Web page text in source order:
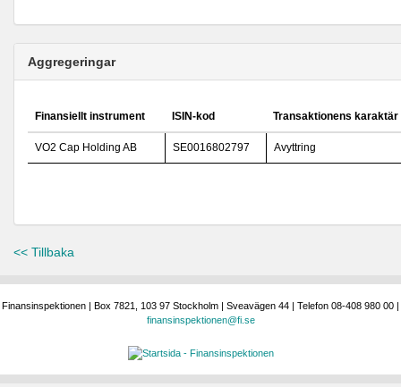
Aggregeringar
Finansiellt instrument ISIN-kod Transaktionens karaktär
VO2 Cap Holding AB SE0016802797 Avyttring
<< Tillbaka
Finansinspektionen | Box 7821, 103 97 Stockholm | Sveavägen 44 | Telefon 08-408 980 00 |
finansinspektionen@fi.se